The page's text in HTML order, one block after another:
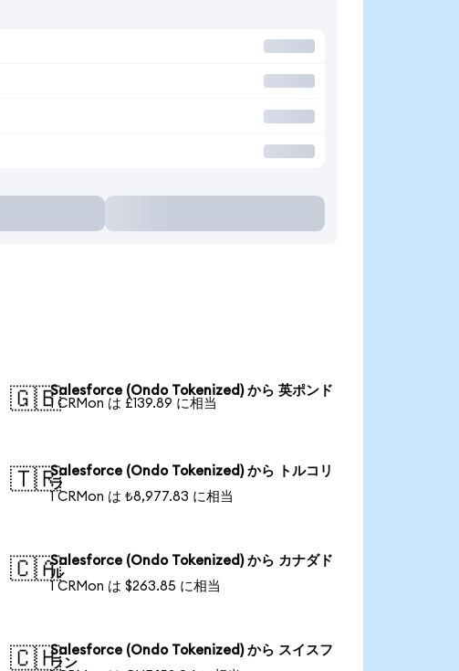
🇬🇧Salesforce (Ondo Tokenized) から 英ポンド
1 CRMon は £139.89 に相当
🇹🇷Salesforce (Ondo Tokenized) から トルコリ
ラ
1 CRMon は ₺8,977.83 に相当
🇨🇦Salesforce (Ondo Tokenized) から カナダド
ル
1 CRMon は $263.85 に相当
🇨🇭Salesforce (Ondo Tokenized) から スイスフ
ラン